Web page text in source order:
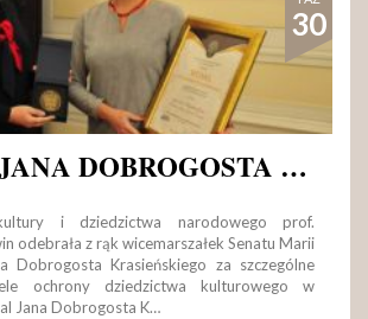
30
MEDAL JANA DOBROGOSTA KRASIŃSKIEGO ZA OCHRONĘ DZIEDZICTWA KULTUROWEGO WĘGROWA
i dziedzictwa narodowego prof.
odebrała z rąk wicemarszałek Senatu Marii
Dobrogosta Krasieńskiego za szczególne
ochrony dziedzictwa kulturowego w
Jana Dobrogosta K…